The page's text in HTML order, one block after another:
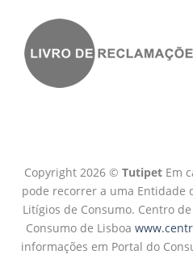
Copyright 2026 © Tutipet Em
pode recorrer a uma Entidade
Litígios de Consumo. Centro
Consumo de Lisboa
informações em Portal do